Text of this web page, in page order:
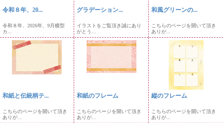
令和８年、20...
令和８年、2026年、9月横型
カ...
グラデーション...
イラストをご覧頂き誠にあり
がとう...
和風グリーンの...
こちらのページを開いて頂き
ありが...
和紙と伝統柄テ...
こちらのページを開いて頂き
ありが...
和紙のフレーム
こちらのページを開いて頂き
ありが...
縦のフレーム
こちらのページを開いて頂き
ありが...